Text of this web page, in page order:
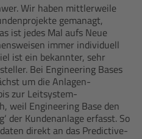
Wir haben mittlerweile
gemanagt,
ist jedes Mal aufs Neue
immer individuell
ist ein bekannter, sehr
Bei Engineering Bases
um die Anlagen-
zur Leitsystem-
weil Engineering Base den
der Kundenanlage erfasst. So
direkt an das Predictive-